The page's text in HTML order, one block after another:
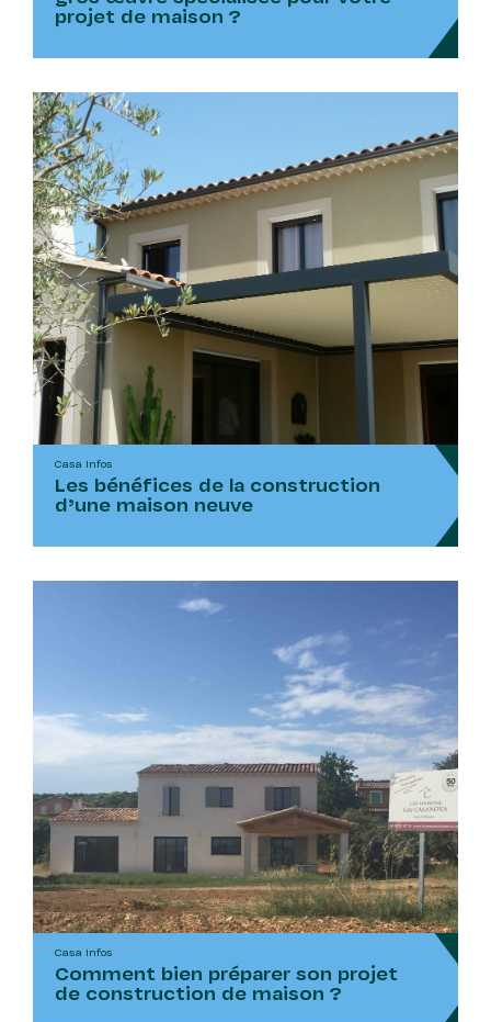
projet de maison ?
Casa Infos
Les bénéfices de la construction
d’une maison neuve
Casa Infos
Comment bien préparer son projet
de construction de maison ?